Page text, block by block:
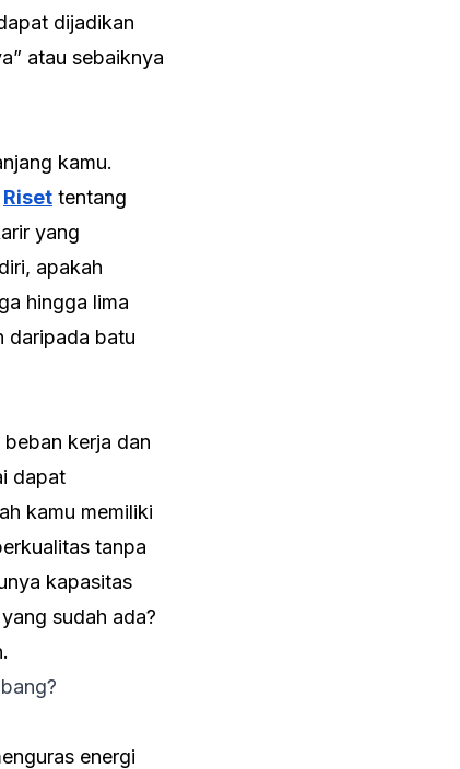
dijadikan
atau sebaiknya
kamu.
Riset tentang
yang
apakah
hingga lima
daripada batu
beban kerja dan
dapat
kamu memiliki
tanpa
kapasitas
sudah ada?
energi